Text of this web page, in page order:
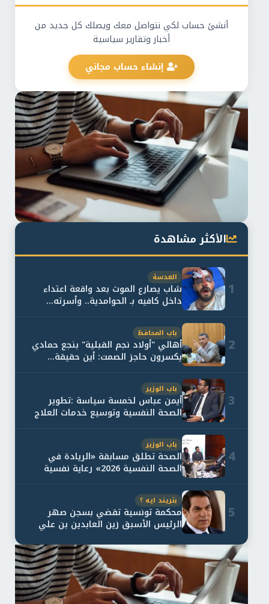
أنشئ حساب لكي نتواصل معك ويصلك كل جديد من
أخبار وتقارير سياسية
إنشاء حساب مجاني
الأكثر مشاهدة
1
العدسة
شاب يصارع الموت بعد واقعة اعتداء
داخل كافيه بـ الحوامدية.. وأسرته...
2
باب المحافظ
أهالي "أولاد نجم القبلية" بنجع حمادي
يكسرون حاجز الصمت: أين حقيقة...
3
باب الوزير
أيمن عباس لخمسة سياسة :تطوير
الصحة النفسية وتوسيع خدمات العلاج
4
باب الوزير
الصحة تطلق مسابقة «الريادة في
الصحة النفسية 2026» رعاية نفسية
5
بتريند ايه ؟
محكمة تونسية تقضي بسجن صهر
الرئيس الأسبق زين العابدين بن علي